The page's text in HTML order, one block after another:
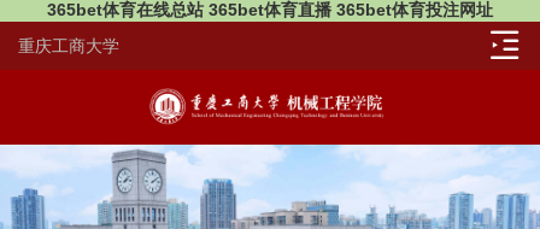
365bet体育在线总站 365bet体育直播 365bet体育投注网址
重庆工商大学